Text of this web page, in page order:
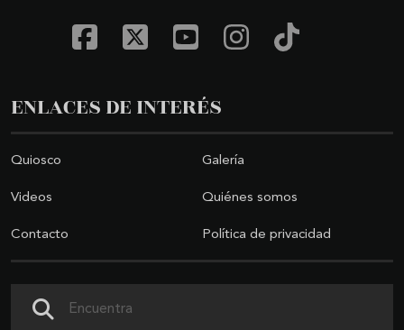
ENLACES DE INTERÉS
Quiosco Galería
Videos Quiénes somos
Contacto Política de privacidad